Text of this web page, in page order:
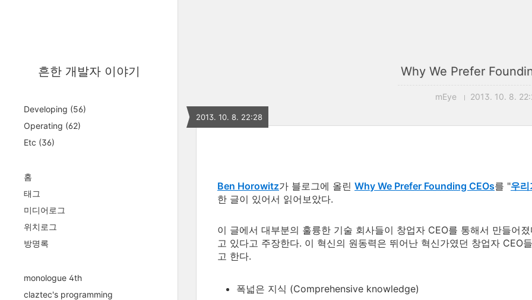
흔한 개발자 이야기
Developing (56)
Operating (62)
Etc (36)
홈
태그
미디어로그
위치로그
방명록
monologue 4th
claztec's programming
Why We Prefer
mEye 2013. 10. 8.
2013. 10. 8. 22:28
Ben Horowitz가 블로그에 올린 Why We Prefer Founding CEOs를 "우
한 글이 있어서 읽어보았다.
이 글에서 대부분의 훌륭한 기술 회사들이 창업자 CEO를 통해서 만들어
고 있다고 주장한다. 이 혁신의 원동력은 뛰어난 혁신가였던 창업자 CEO
고 한다.
폭넓은 지식 (Comprehensive knowledge)